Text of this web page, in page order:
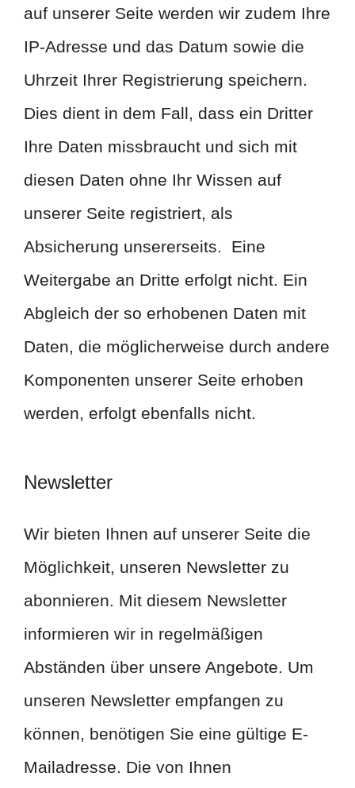
auf unserer Seite werden wir zudem Ihre
IP-Adresse und das Datum sowie die
Uhrzeit Ihrer Registrierung speichern.
Dies dient in dem Fall, dass ein Dritter
Ihre Daten missbraucht und sich mit
diesen Daten ohne Ihr Wissen auf
unserer Seite registriert, als
Absicherung unsererseits. Eine
Weitergabe an Dritte erfolgt nicht. Ein
Abgleich der so erhobenen Daten mit
Daten, die möglicherweise durch andere
Komponenten unserer Seite erhoben
werden, erfolgt ebenfalls nicht.
Newsletter
Wir bieten Ihnen auf unserer Seite die
Möglichkeit, unseren Newsletter zu
abonnieren. Mit diesem Newsletter
informieren wir in regelmäßigen
Abständen über unsere Angebote. Um
unseren Newsletter empfangen zu
können, benötigen Sie eine gültige E-
Mailadresse. Die von Ihnen